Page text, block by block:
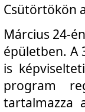
Csütörtökön
Március 24-
épületben. A
is
program
tartalmazza